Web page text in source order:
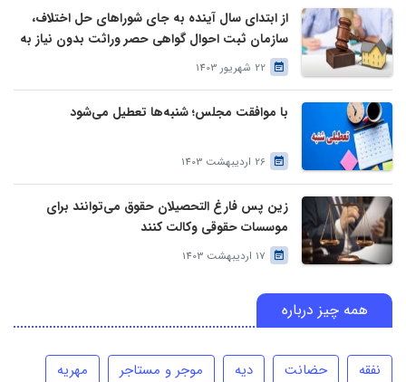
از ابتدای سال آینده به جای شوراهای حل اختلاف،
سازمان ثبت احوال گواهی حصر وراثت بدون نیاز به
درخواست وراث صادر خواهد کرد
22 شهریور 1403
با موافقت مجلس؛ شنبه‌ها تعطیل می‌شود
26 اردیبهشت 1403
زین پس فارغ التحصیلان حقوق می‌توانند برای
موسسات حقوقی وکالت کنند
17 اردیبهشت 1403
همه چیز درباره
نفقه حضانت دیه موجر و مستاجر
مهریه